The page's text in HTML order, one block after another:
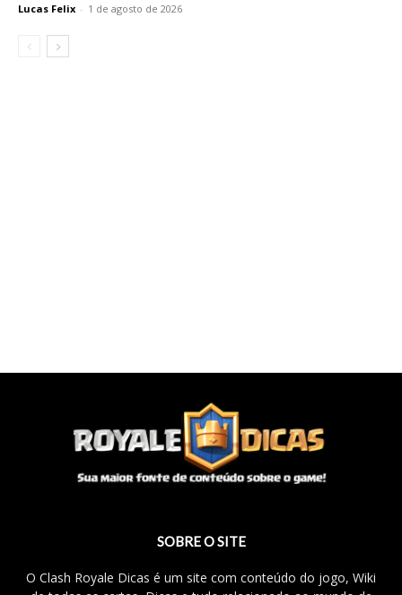
Lucas Felix - 1 de agosto de 2026
SOBRE O SITE
O Clash Royale Dicas é um site com conteúdo do jogo, Wiki